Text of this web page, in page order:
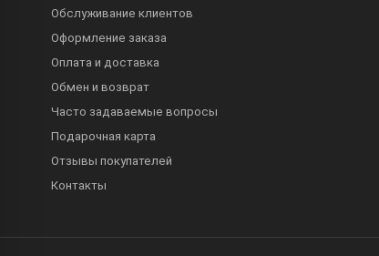
Обслуживание клиентов
Оформление заказа
Оплата и доставка
Обмен и возврат
Часто задаваемые вопросы
Подарочная карта
Отзывы покупателей
Контакты